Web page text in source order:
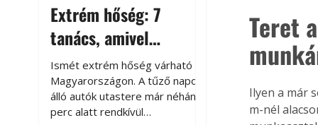
Extrém hőség: 7
tanács, amivel
megóvhatjuk
autónkat a nyári
károktól
Ismét extrém hőség várható
Magyarországon. A tűző napon
álló autók utastere már néhány
perc alatt rendkívül
Teret
Ilyen a már
m-nél